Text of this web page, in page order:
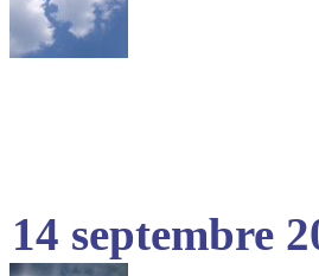
14 septembre